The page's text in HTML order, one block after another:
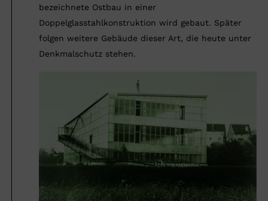
bezeichnete Ostbau in einer
Doppelglasstahlkonstruktion wird gebaut. Später
folgen weitere Gebäude dieser Art, die heute unter
Denkmalschutz stehen.